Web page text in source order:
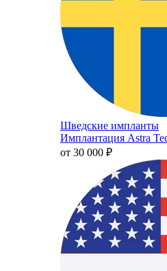
Шведские импланты
Имплантация Astra
от 30 000 ₽